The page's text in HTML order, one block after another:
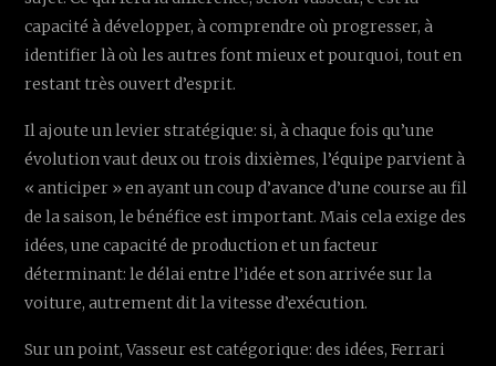
capacité à développer, à comprendre où progresser, à
identifier là où les autres font mieux et pourquoi, tout en
restant très ouvert d’esprit.
Il ajoute un levier stratégique: si, à chaque fois qu’une
évolution vaut deux ou trois dixièmes, l’équipe parvient à
« anticiper » en ayant un coup d’avance d’une course au fil
de la saison, le bénéfice est important. Mais cela exige des
idées, une capacité de production et un facteur
déterminant: le délai entre l’idée et son arrivée sur la
voiture, autrement dit la vitesse d’exécution.
Sur un point, Vasseur est catégorique: des idées, Ferrari